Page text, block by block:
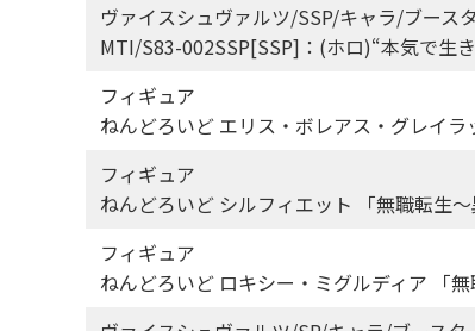
ヴァイスシュヴァルツ/SSP/キャラ/ブース
MTI/S83-002SSP[SSP]：(ホロ)“本気で生
フィギュア
ねんどろいど エリス・ボレアス・グレイラ
フィギュア
ねんどろいど シルフィエット 「無職転生
フィギュア
ねんどろいど ロキシー・ミグルディア 「